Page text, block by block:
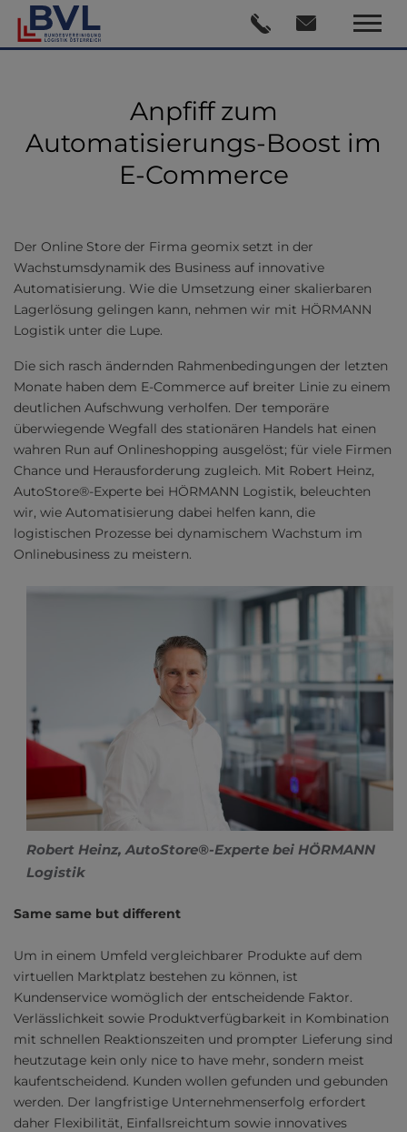
Anpfiff zum
Automatisierungs-Boost im
E-Commerce
Der Online Store der Firma geomix setzt in der
Wachstumsdynamik des Business auf innovative
Automatisierung. Wie die Umsetzung einer skalierbaren
Lagerlösung gelingen kann, nehmen wir mit HÖRMANN
Logistik unter die Lupe.
Die sich rasch ändernden Rahmenbedingungen der letzten
Monate haben dem E-Commerce auf breiter Linie zu einem
deutlichen Aufschwung verholfen. Der temporäre
überwiegende Wegfall des stationären Handels hat einen
wahren Run auf Onlineshopping ausgelöst; für viele Firmen
Chance und Herausforderung zugleich. Mit Robert Heinz,
AutoStore®-Experte bei HÖRMANN Logistik, beleuchten
wir, wie Automatisierung dabei helfen kann, die
logistischen Prozesse bei dynamischem Wachstum im
Onlinebusiness zu meistern.
Robert Heinz, AutoStore®-Experte bei HÖRMANN
Logistik
Same same but different
Um in einem Umfeld vergleichbarer Produkte auf dem
virtuellen Marktplatz bestehen zu können, ist
Kundenservice womöglich der entscheidende Faktor.
Verlässlichkeit sowie Produktverfügbarkeit in Kombination
mit schnellen Reaktionszeiten und prompter Lieferung sind
heutzutage kein only nice to have mehr, sondern meist
kaufentscheidend. Kunden wollen gefunden und gebunden
werden. Der langfristige Unternehmenserfolg erfordert
daher Flexibilität, Einfallsreichtum sowie innovatives